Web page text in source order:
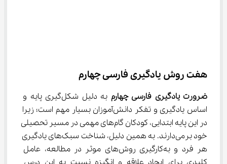
هفت روش یادگیری فارسی چهارم
ضرورت یادگیری فارسی چهارم
به دلیل شکل‌گیری پایه و
اساس یادگیری و تفکر دانش‌آموزان بسیار مهم است؛ زیرا
در این پایه ابتدایی، کودکان گام‌های مهمی در مسیر تحصیلی
خود برمی‌دارند. به همین دلیل، شناخت سبک‌های یادگیری
هر فرد و به‌کارگیری روش‌های موثر در مطالعه، عامل